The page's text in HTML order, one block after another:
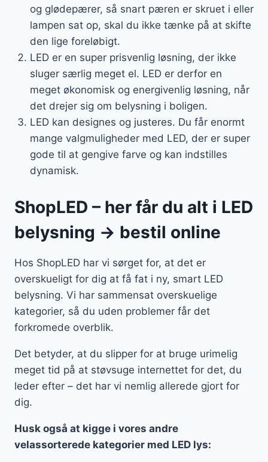
og glødepærer, så snart pæren er skruet i eller
lampen sat op, skal du ikke tænke på at skifte
den lige foreløbigt.
LED er en super prisvenlig løsning, der ikke
sluger særlig meget el. LED er derfor en
meget økonomisk og energivenlig løsning, når
det drejer sig om belysning i boligen.
LED kan designes og justeres. Du får enormt
mange valgmuligheder med LED, der er super
gode til at gengive farve og kan indstilles
dynamisk.
ShopLED – her får du alt i LED
belysning → bestil online
Hos ShopLED har vi sørget for, at det er
overskueligt for dig at få fat i ny, smart LED
belysning. Vi har sammensat overskuelige
kategorier, så du uden problemer får det
forkromede overblik.
Det betyder, at du slipper for at bruge urimelig
meget tid på at støvsuge internettet for det, du
leder efter – det har vi nemlig allerede gjort for
dig.
Husk også at kigge i vores andre
velassorterede kategorier med LED lys: